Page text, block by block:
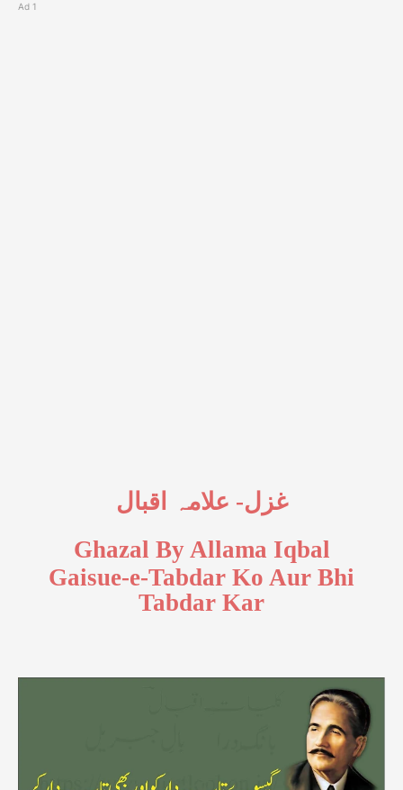
Ad 1
غزل- علامہ اقبال
Ghazal By Allama Iqbal
Gaisue-e-Tabdar Ko Aur Bhi
Tabdar Kar